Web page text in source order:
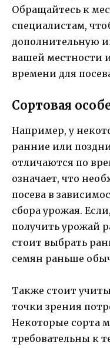
Обращайтесь к
специалистам,
дополнительную
вашей местности
времени для
Сортовая
Например, у
ранние или
отличаются по
означает, что
посева в
сбора урожая.
получить урожай
стоит выбрать
семян раньше
Также стоит
точки зрения
Некоторые сорта
требовательны к